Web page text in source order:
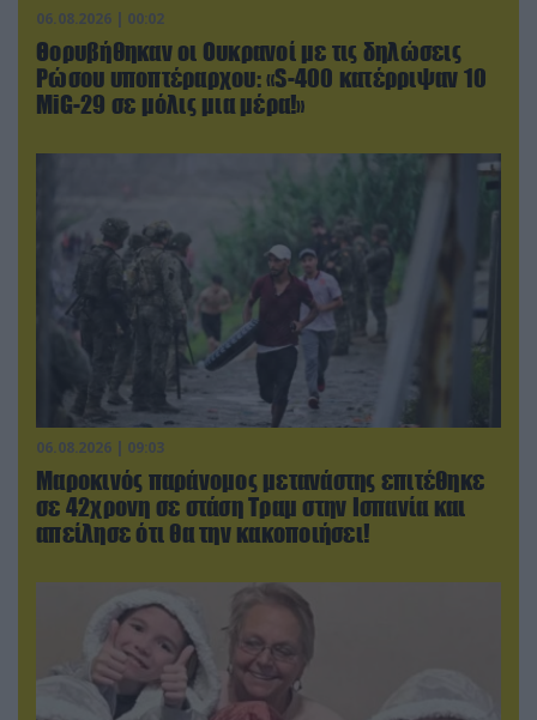
06.08.2026 | 00:02
Θορυβήθηκαν οι Ουκρανοί με τις δηλώσεις
Ρώσου υποπτέραρχου: «S-400 κατέρριψαν 10
MiG-29 σε μόλις μια μέρα!»
06.08.2026 | 09:03
Μαροκινός παράνομος μετανάστης επιτέθηκε
σε 42χρονη σε στάση Τραμ στην Ισπανία και
απείλησε ότι θα την κακοποιήσει!